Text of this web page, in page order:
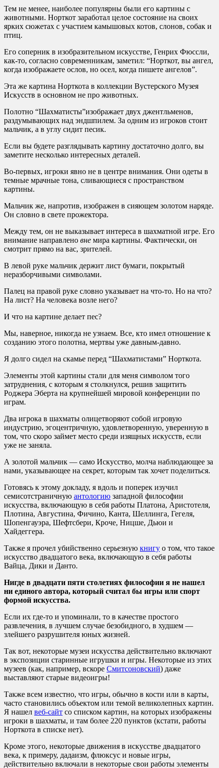
Тем не менее, наиболее популярны были его картины с
животными. Норткот заработал целое состояние на своих
ярких сюжетах с участием камышовых котов, слонов, собак и
птиц.
Его соперник в изобразительном искусстве, Генрих Фюссли,
как-то, согласно современникам, заметил: “Норткот, вы ангел,
когда изображаете ослов, но осел, когда пишете ангелов”.
Эта же картина Норткота в коллекции Вустерского Музея
Искусств в основном не про животных.
Полотно “Шахматисты”изображает двух джентльменов,
раздумывающих над эндшпилем. За одним из игроков стоит
мальчик, а в углу сидит песик.
Если вы будете разглядывать картину достаточно долго, вы
заметите несколько интересных деталей.
Во-первых, игроки явно не в центре внимания. Они одеты в
темные мрачные тона, сливающиеся с пространством
картины.
Мальчик же, напротив, изображен в сияющем золотом наряде.
Он словно в свете прожектора.
Между тем, он не выказывает интереса в шахматной игре. Его
внимание направлено вне мира картины. Фактически, он
смотрит прямо на вас, зрителей.
В левой руке мальчик держит лист бумаги, покрытый
неразборчивыми символами.
Палец на правой руке словно указывает на что-то. Но на что?
На лист? На человека возле него?
И что на картине делает пес?
Мы, наверное, никогда не узнаем. Все, кто имел отношение к
созданию этого полотна, мертвы уже давным-давно.
Я долго сидел на скамье перед “Шахматистами” Норткота.
Элементы этой картины стали для меня символом того
затруднения, с которым я столкнулся, решив защитить
Роджера Эберта на крупнейшей мировой конференции по
играм.
Два игрока в шахматы олицетворяют собой игровую
индустрию, эгоцентричную, удовлетворенную, уверенную в
том, что скоро займет место среди изящных искусств, если
уже не заняла.
А золотой мальчик — само Искусство, молча наблюдающее за
нами, указывающее на секрет, которым так хочет поделиться.
Готовясь к этому докладу, я вдоль и поперек изучил
семисотстраничную антологию западной философии
искусства, включающую в себя работы Платона, Аристотеля,
Плотина, Августина, Фичино, Канта, Шеллинга, Гегеля,
Шопенгауэра, Шефтсбери, Кроче, Ницше, Дьюи и
Хайдеггера.
Также я прочел убийственно серьезную книгу о том, что такое
искусство двадцатого века, включающую в себя работы
Вайца, Дики и Данто.
Нигде в двадцати пяти столетиях философии я не нашел
ни единого автора, который считал бы игры или спорт
формой искусства.
Если их где-то и упоминали, то в качестве простого
развлечения, в лучшем случае безобидного, в худшем —
злейшего разрушителя юных жизней.
Так вот, некоторые музеи искусства действительно включают
в экспозиции старинные игрушки и игры. Некоторые из этих
музеев (как, например, вскоре Смитсоновский) даже
выставляют старые видеоигры!
Также всем известно, что игры, обычно в кости или в карты,
часто становились объектом или темой великолепных картин.
Я нашел веб-сайт со списком картин, на которых изображены
игроки в шахматы, и там более 220 пунктов (кстати, работы
Норткота в списке нет).
Кроме этого, некоторые движения в искусстве двадцатого
века, к примеру, дадаизм, флюксус и новые игры,
действительно включали в некоторые свои работы элементы